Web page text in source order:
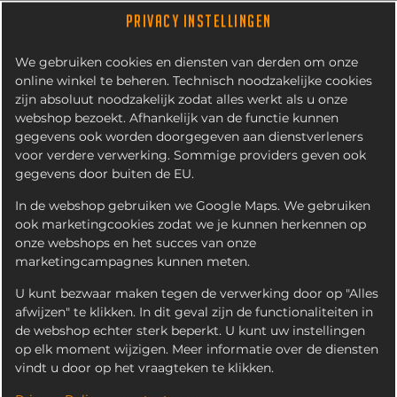
PRIVACY INSTELLINGEN
We gebruiken cookies en diensten van derden om onze
online winkel te beheren. Technisch noodzakelijke cookies
zijn absoluut noodzakelijk zodat alles werkt als u onze
webshop bezoekt. Afhankelijk van de functie kunnen
gegevens ook worden doorgegeven aan dienstverleners
voor verdere verwerking. Sommige providers geven ook
gegevens door buiten de EU.
In de webshop gebruiken we Google Maps. We gebruiken
ook marketingcookies zodat we je kunnen herkennen op
onze webshops en het succes van onze
marketingcampagnes kunnen meten.
U kunt bezwaar maken tegen de verwerking door op "Alles
afwijzen" te klikken. In dit geval zijn de functionaliteiten in
de webshop echter sterk beperkt. U kunt uw instellingen
op elk moment wijzigen. Meer informatie over de diensten
vindt u door op het vraagteken te klikken.
HOTWINGS (6 STUKS)